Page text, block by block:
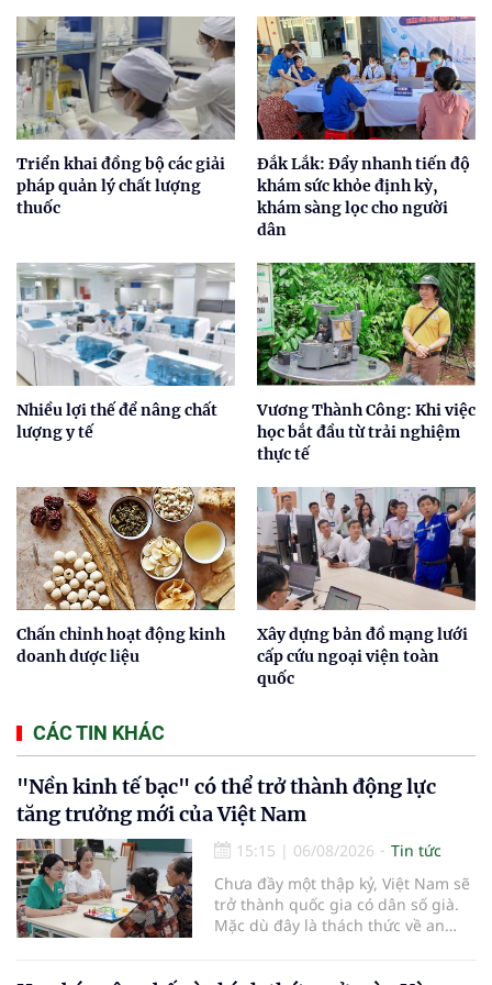
Triển khai đồng bộ các giải
pháp quản lý chất lượng
thuốc
Đắk Lắk: Đẩy nhanh tiến độ
khám sức khỏe định kỳ,
khám sàng lọc cho người
dân
Nhiều lợi thế để nâng chất
lượng y tế
Vương Thành Công: Khi việc
học bắt đầu từ trải nghiệm
thực tế
Chấn chỉnh hoạt động kinh
doanh dược liệu
Xây dựng bản đồ mạng lưới
cấp cứu ngoại viện toàn
quốc
CÁC TIN KHÁC
"Nền kinh tế bạc" có thể trở thành động lực
tăng trưởng mới của Việt Nam
15:15 | 06/08/2026
Tin tức
Chưa đầy một thập kỷ, Việt Nam sẽ
trở thành quốc gia có dân số già.
Mặc dù đây là thách thức về an